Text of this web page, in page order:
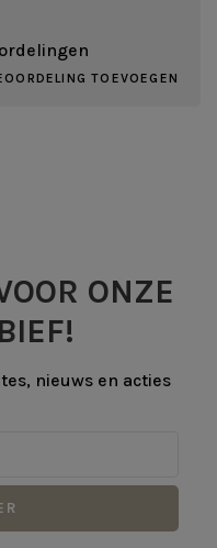
TOEVOEGEN
ONZE
nieuws en acties